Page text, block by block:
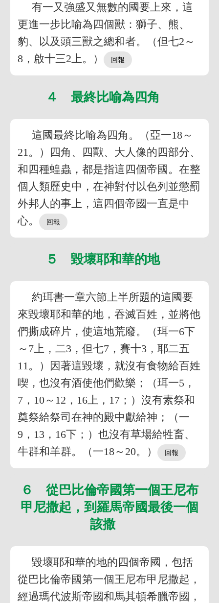
有一又強盛又無數的國要上來，這
更進一步比喻為四個獸：獅子、熊、
豹、以及頭三獸之總和者。（但七2～
8，啟十三2上。）
４ 最終比喻為四角
這國最終比喻為四角。（亞一18～
21。）四角、四獸、大人像的四部分、
和四種蝗蟲，都是指這四個帝國。在整
個人類歷史中，在神對付以色列並懲罰
外邦人的事上，這四個帝國一直是中
心。
５ 毀壞耶和華的地
約珥書一章六節上半所題的這國要
來毀壞耶和華的地，吞滅百姓，並將他
們撕成碎片，使這地荒廢。（珥一6下
～7上，二3，但七7，賽十3，耶二五
11。）因著這毀壞，就沒有食物給百姓
喫，也沒有酒使他們歡樂；（珥一5，
7，10～12，16上，17；）沒有素祭和
奠祭給祭司在神的殿中獻給神；（一
9，13，16下；）也沒有草場給牲畜、
牛群和羊群。（一18～20。）
６ 從巴比倫帝國第一個王尼布
甲尼撒起，到羅馬帝國最後一個
該撒
毀壞耶和華的地的四個帝國，包括
從巴比倫帝國第一個王尼布甲尼撒起，
經過瑪代波斯帝國和馬其頓希臘帝國，